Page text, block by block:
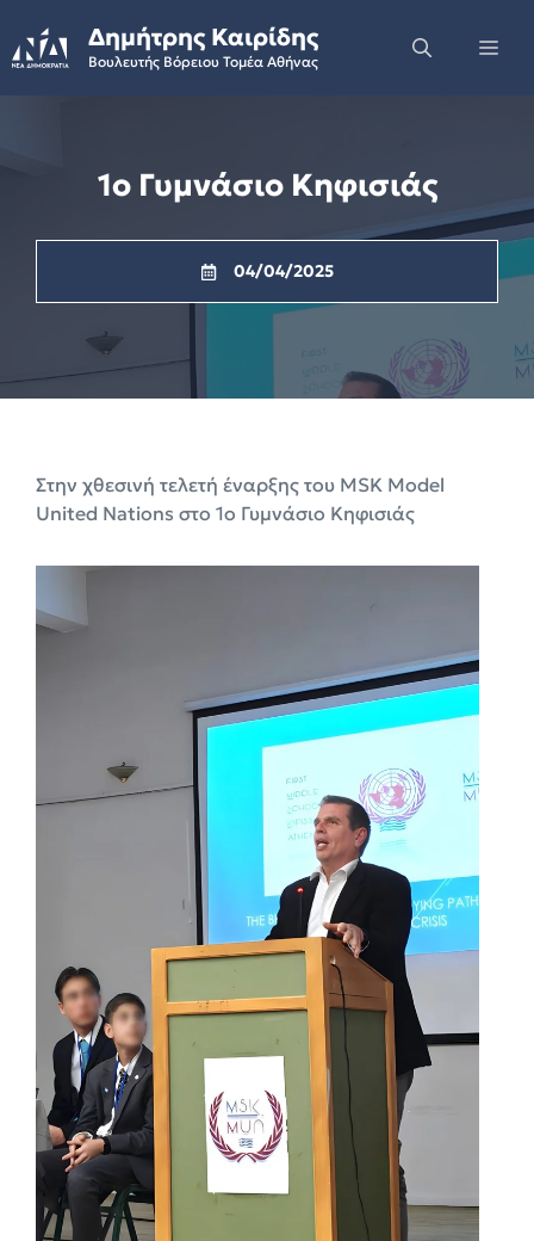
to
content
Δημήτρης Καιρίδης
Βουλευτής Βόρειου Τομέα Αθήνας
1ο Γυμνάσιο Κηφισιάς
04/04/2025
Στην χθεσινή τελετή έναρξης του MSK Model
United Nations στο 1ο Γυμνάσιο Κηφισιάς